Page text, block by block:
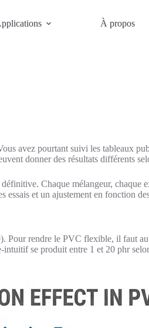
À propos
avez pourtant suivi les tableaux
donner des résultats différents
Chaque mélangeur,
et un ajustement en fonction
Pour rendre le PVC flexible, il faut
se produit entre 1 et 20 phr